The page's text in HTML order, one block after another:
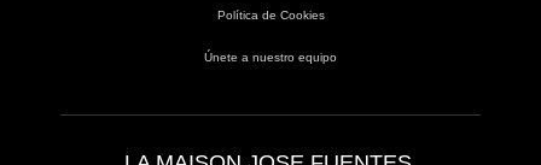
Política de Cookies
Únete a nuestro equipo